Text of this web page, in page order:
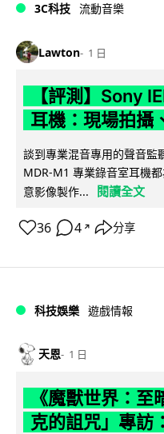
3C科技 流動音樂
Lawton 1 日
【評測】Sony
耳機：現場拍攝
談到專業混音專用的聲音監
MDR-M1 專業錄音室耳機
意影像製作...
閱讀全文
36 4 ↗ 分享
科技娛樂 遊戲情報
天恩 1 日
《魔獸世界：至
克的詛咒」專訪